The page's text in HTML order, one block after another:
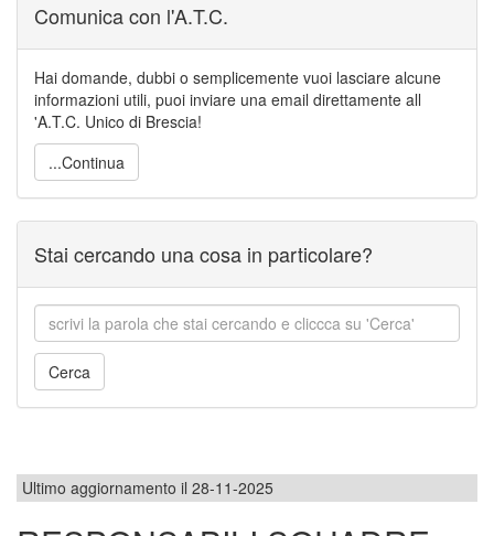
Comunica con l'A.T.C.
Hai domande, dubbi o semplicemente vuoi lasciare alcune
informazioni utili, puoi inviare una email direttamente all
'A.T.C. Unico di Brescia!
...Continua
Stai cercando una cosa in particolare?
Ultimo aggiornamento il 28-11-2025